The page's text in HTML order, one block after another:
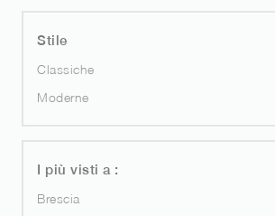
Stile
Classiche
Moderne
I più visti a :
Brescia